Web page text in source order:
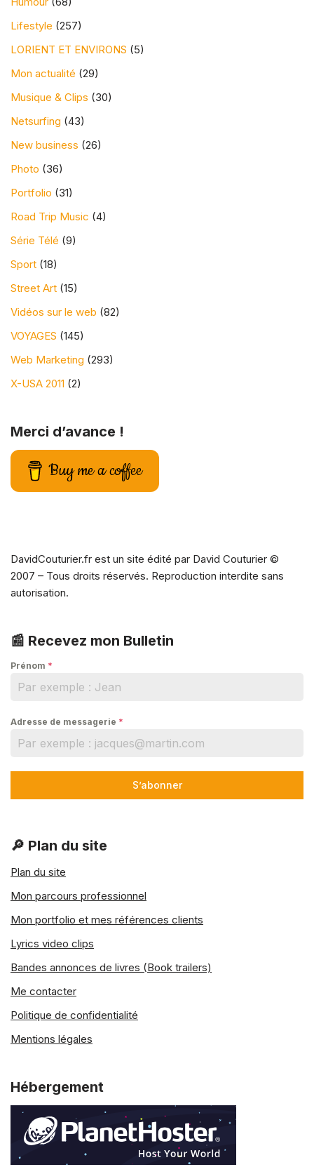
Lifestyle (257)
LORIENT ET ENVIRONS (5)
Mon actualité (29)
Musique & Clips (30)
Netsurfing (43)
New business (26)
Photo (36)
Portfolio (31)
Road Trip Music (4)
Série Télé (9)
Sport (18)
Street Art (15)
Vidéos sur le web (82)
VOYAGES (145)
Web Marketing (293)
X-USA 2011 (2)
Merci d’avance !
Buy me a coffee
DavidCouturier.fr est un site édité par David Couturier ©
2007 – Tous droits réservés. Reproduction interdite sans
autorisation.
📰 Recevez mon Bulletin
Prénom *
Adresse de messagerie *
S’abonner
🔎 Plan du site
Plan du site
Mon parcours professionnel
Mon portfolio et mes références clients
Lyrics video clips
Bandes annonces de livres (Book trailers)
Me contacter
Politique de confidentialité
Mentions légales
Hébergement